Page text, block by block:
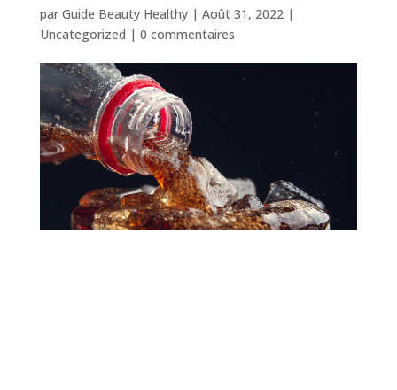
par Guide Beauty Healthy| Août 31, 2022|
Uncategorized | 0 commentaires